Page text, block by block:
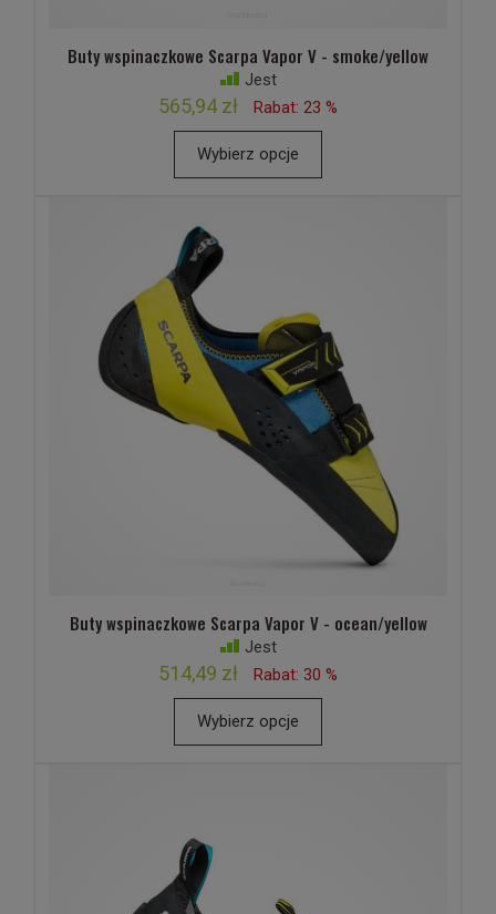
Buty wspinaczkowe Scarpa Vapor V - smoke/yellow
Jest
565,94 zł Rabat: 23 %
Wybierz opcje
Buty wspinaczkowe Scarpa Vapor V - ocean/yellow
Jest
514,49 zł Rabat: 30 %
Wybierz opcje